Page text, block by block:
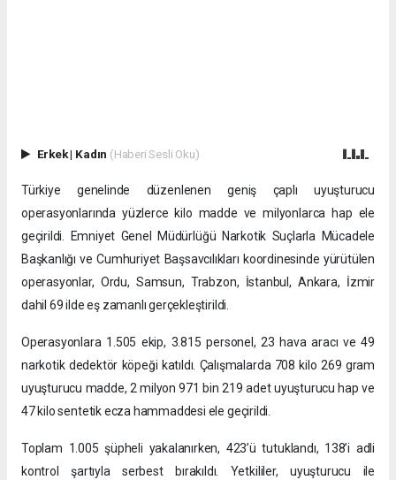
Erkek| Kadın (Haberi Sesli Oku)
Türkiye genelinde düzenlenen geniş çaplı uyuşturucu
operasyonlarında yüzlerce kilo madde ve milyonlarca hap ele
geçirildi. Emniyet Genel Müdürlüğü Narkotik Suçlarla Mücadele
Başkanlığı ve Cumhuriyet Başsavcılıkları koordinesinde yürütülen
operasyonlar, Ordu, Samsun, Trabzon, İstanbul, Ankara, İzmir
dahil 69 ilde eş zamanlı gerçekleştirildi.
Operasyonlara 1.505 ekip, 3.815 personel, 23 hava aracı ve 49
narkotik dedektör köpeği katıldı. Çalışmalarda 708 kilo 269 gram
uyuşturucu madde, 2 milyon 971 bin 219 adet uyuşturucu hap ve
47 kilo sentetik ecza hammaddesi ele geçirildi.
Toplam 1.005 şüpheli yakalanırken, 423’ü tutuklandı, 138’i adli
kontrol şartıyla serbest bırakıldı. Yetkililer, uyuşturucu ile